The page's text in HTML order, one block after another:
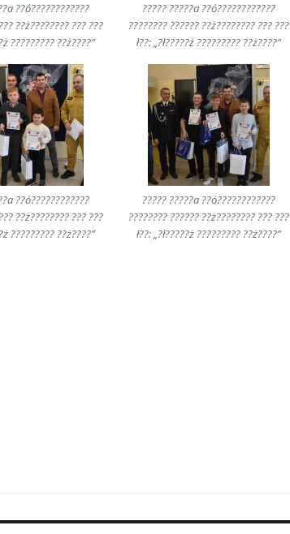
??ó????????????
??ż???????? ??? ???
????????? ??ż????”
????? ?????a ??ó????????????
???????? ?????? ??ż???????? ??? ???
ł??: „?ł?????ż ????????? ??ż????”
??ó????????????
??ż???????? ??? ???
????????? ??ż????”
????? ?????a ??ó????????????
???????? ?????? ??ż???????? ??? ???
ł??: „?ł?????ż ????????? ??ż????”